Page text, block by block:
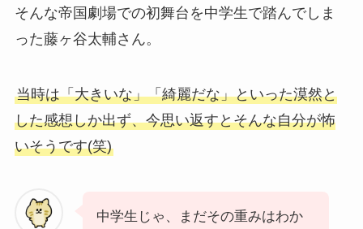
そんな帝国劇場での初舞台を中学生で踏んでしま
った藤ヶ谷太輔さん。
当時は「大きいな」「綺麗だな」といった漠然と
した感想しか出ず、今思い返すとそんな自分が怖
いそうです(笑)
中学生じゃ、まだその重みはわか